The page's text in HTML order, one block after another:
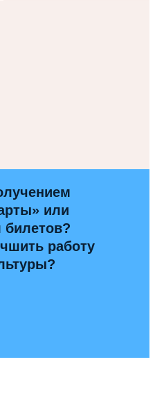
или
билетов?
работу